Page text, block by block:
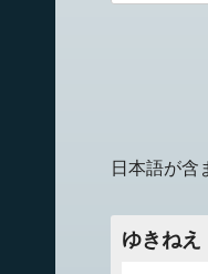
日本語が含
ゆきねえ